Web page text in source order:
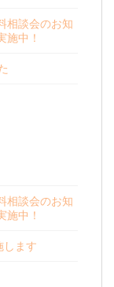
相談会のお知
施中！
相談会のお知
施中！
します